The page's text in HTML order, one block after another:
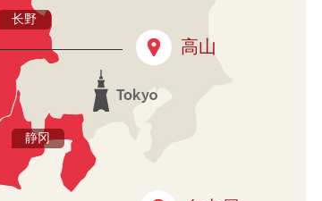
长野
静冈
高山